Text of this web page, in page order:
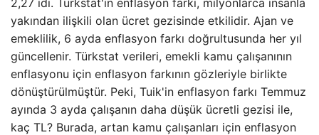
2,27 idi. Türkstat'ın enflasyon farkı, milyonlarca insanla
yakından ilişkili olan ücret gezisinde etkilidir. Ajan ve
emeklilik, 6 ayda enflasyon farkı doğrultusunda her yıl
güncellenir. Türkstat verileri, emekli kamu çalışanının
enflasyonu için enflasyon farkının gözleriyle birlikte
dönüştürülmüştür. Peki, Tuik'in enflasyon farkı Temmuz
ayında 3 ayda çalışanın daha düşük ücretli gezisi ile,
kaç TL? Burada, artan kamu çalışanları için enflasyon